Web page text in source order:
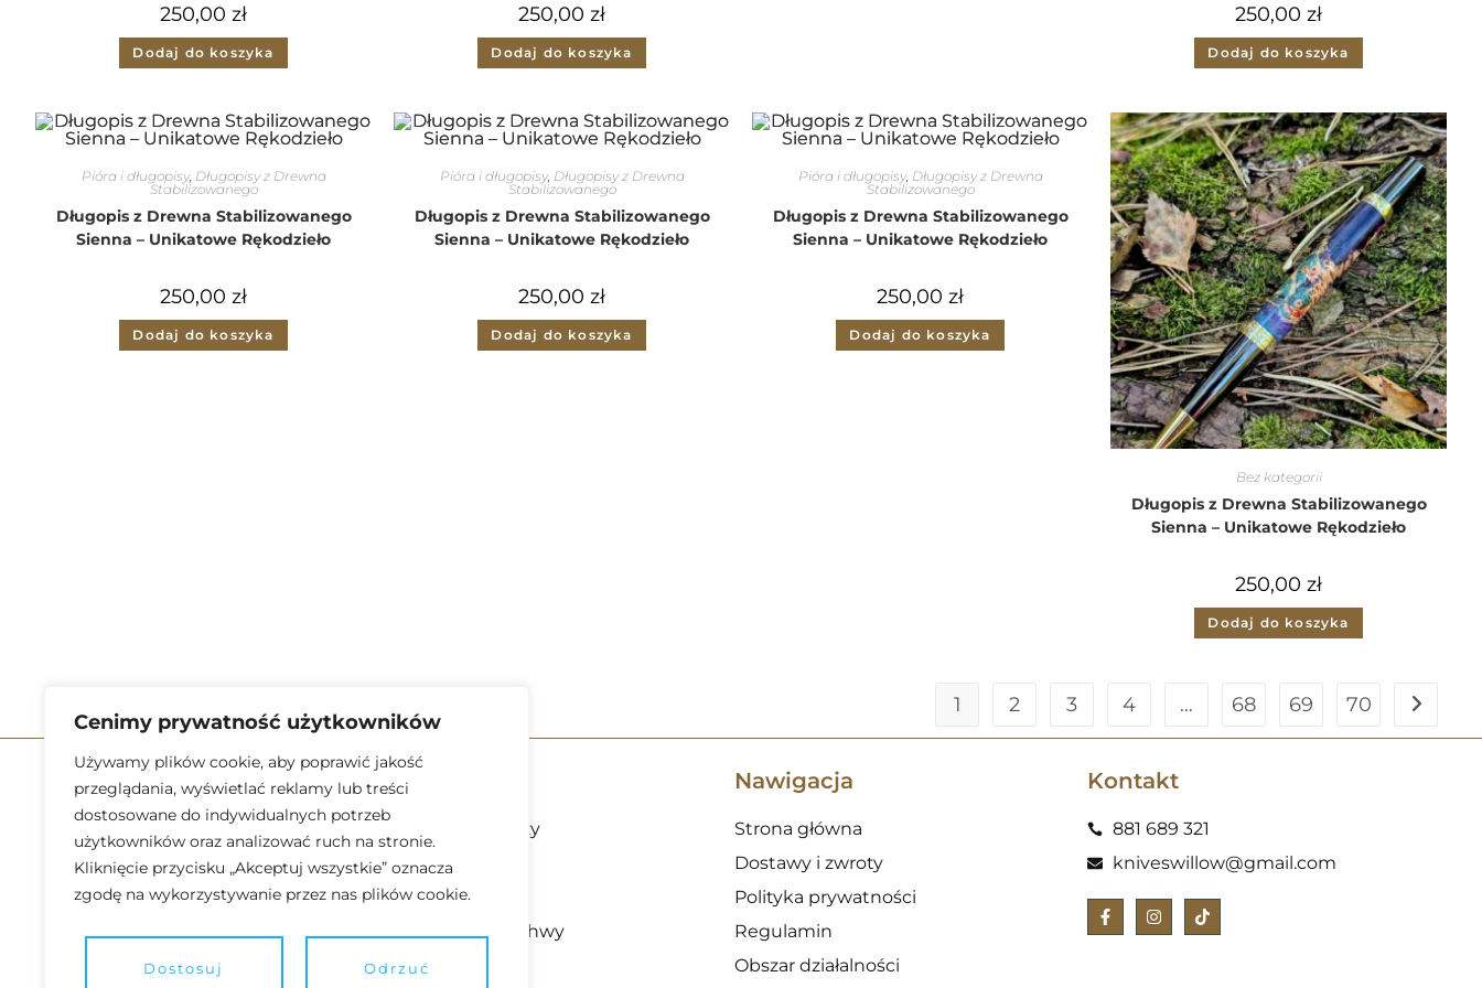
Cenimy prywatność użytkowników
Używamy plików cookie, aby poprawić jakość
przeglądania, wyświetlać reklamy lub treści
dostosowane do indywidualnych potrzeb
użytkowników oraz analizować ruch na stronie.
Kliknięcie przycisku „Akceptuj wszystkie” oznacza
zgodę na wykorzystywanie przez nas plików cookie.
Dostosuj Odrzuć
250,00 zł
Dodaj do koszyka
250,00 zł
Dodaj do koszyka
250,00 zł
Dodaj do koszyka
Pióra i długopisy, Długopisy z Drewna
Stabilizowanego
Długopis z Drewna Stabilizowanego
Sienna – Unikatowe Rękodzieło
250,00 zł
Dodaj do koszyka
Pióra i długopisy, Długopisy z Drewna
Stabilizowanego
Długopis z Drewna Stabilizowanego
Sienna – Unikatowe Rękodzieło
250,00 zł
Dodaj do koszyka
Pióra i długopisy, Długopisy z Drewna
Stabilizowanego
Długopis z Drewna Stabilizowanego
Sienna – Unikatowe Rękodzieło
250,00 zł
Dodaj do koszyka
Bez kategorii
Długopis z Drewna Stabilizowanego
Sienna – Unikatowe Rękodzieło
250,00 zł
Dodaj do koszyka
1 2 3 4 … 68 69 70
Kategorie
Akcesoria do noży
Noże
Laminat G10
Materiały do pochwy
Piny
Nawigacja
Strona główna
Dostawy i zwroty
Polityka prywatności
Regulamin
Obszar działalności
Kontakt
881 689 321
kniveswillow@gmail.com